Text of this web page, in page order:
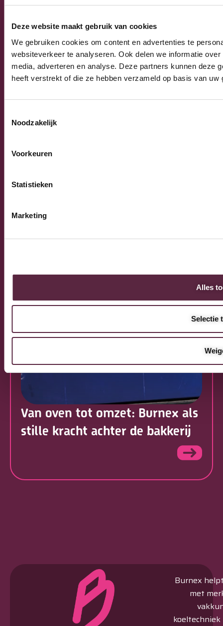
Deze website maakt gebruik van cookies
We gebruiken cookies om content en advertenties te
websiteverkeer te analyseren. Ook delen we informatie
media, adverteren en analyse. Deze partners kunnen deze
heeft verstrekt of die ze hebben verzameld op basis van
Noodzakelijk
Voorkeuren
Statistieken
Marketing
Alles
Selectie
NIEUWS
Van oven tot omzet: Burnex als
stille kracht achter de bakkerij
Burnex
met